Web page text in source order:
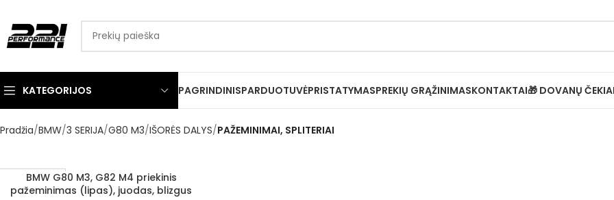
KATEGORIJOS PAGRINDINISPARDUOTUVĖPRISTATYMASPREKIŲ GRĄŽINIMASKONTAKTAI🎁 DOVANŲ ČEKIAI
Pradžia BMW 3 SERIJA G80 M3 IŠORĖS DALYS PAŽEMINIMAI, SPLITERIAI
1–3 d. d.
Į KREPŠELĮBMW G80 M3, G82 M4 priekinis
pažeminimas (lipas), juodas, blizgus